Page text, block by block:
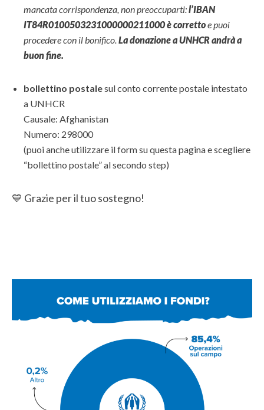
mancata corrispondenza, non preoccuparti:l’IBAN
IT84R0100503231000000211000 è correttoe puoi
procedere con il bonifico. La donazione a UNHCR andrà a
buon fine.
bollettino postalesul conto corrente postale intestato
a UNHCR
Causale: Afghanistan
Numero: 298000
(puoi anche utilizzare il form su questa pagina e scegliere
“bollettino postale” al secondo step)
💙 Grazie per il tuo sostegno!